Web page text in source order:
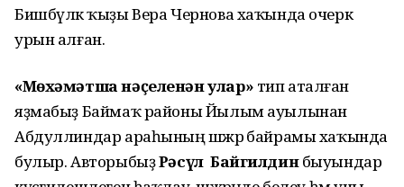
Бишбүләк ҡыҙы Вера Чернова хаҡында очерк
урын алған.
«Мөхәмәтша нәҫеленән улар» тип аталған
яҙмабыҙ Баймаҡ районы Йылым ауылынан
Абдуллиндар араһының шәжәрә байрамы хаҡында
булыр. АвторыбыҙРәсүл Байгилдинбыуындар